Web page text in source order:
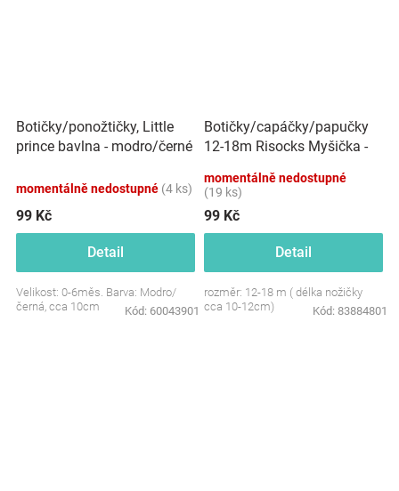
Botičky/ponožtičky, Little
prince bavlna - modro/černé
momentálně nedostupné (4 ks)
99 Kč
Detail
Velikost: 0-6měs. Barva: Modro/
černá, cca 10cm
Kód: 60043901
Botičky/capáčky/papučky
12-18m Risocks Myšička -
momentálně nedostupné
(19 ks)
99 Kč
Detail
rozměr: 12-18 m ( délka nožičky
cca 10-12cm)
Kód: 83884801